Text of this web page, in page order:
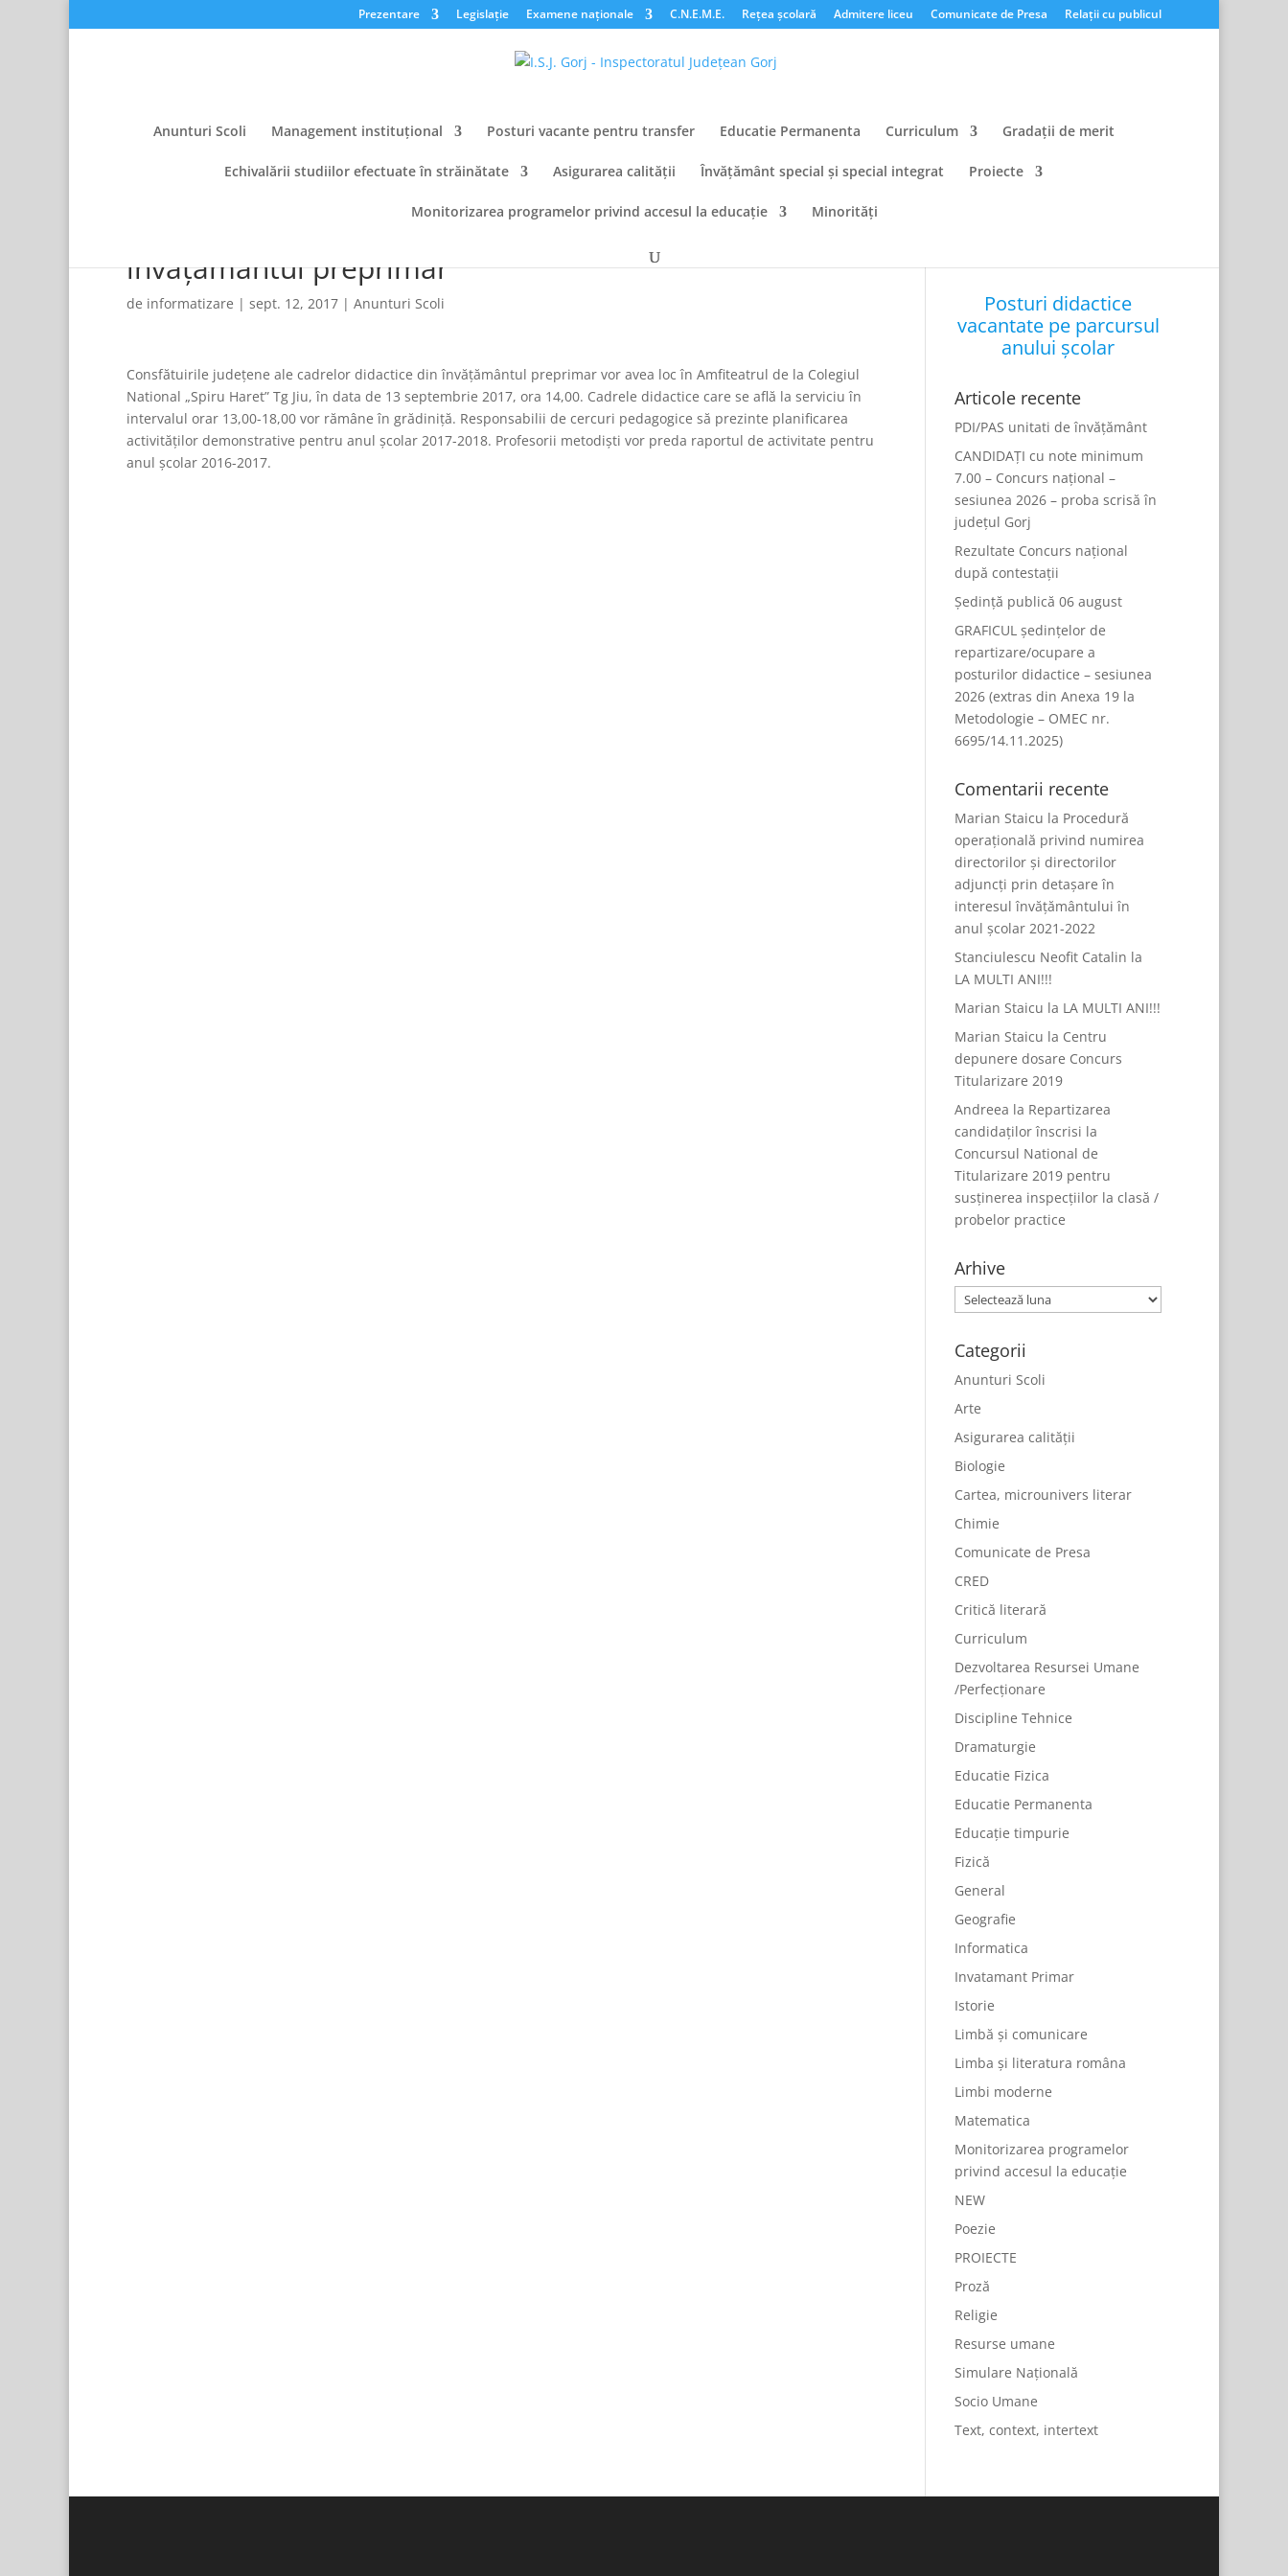
Prezentare Legislație Examene naționale C.N.E.M.E. Rețea școlară Admitere liceu Comunicate de Presa Relații cu publicul
Anunturi Scoli Management instituțional Posturi vacante pentru transfer Educatie Permanenta Curriculum Gradații de merit
Echivalării studiilor efectuate în străinătate Asigurarea calității Învățământ special și special integrat Proiecte
Monitorizarea programelor privind accesul la educație Minorități
învățământul preprimar
de informatizare | sept. 12, 2017 | Anunturi Scoli
Consfătuirile județene ale cadrelor didactice din învățământul preprimar vor avea loc în Amfiteatrul de la Colegiul
National „Spiru Haret” Tg Jiu, în data de 13 septembrie 2017, ora 14,00. Cadrele didactice care se află la serviciu în
intervalul orar 13,00-18,00 vor rămâne în grădiniță. Responsabilii de cercuri pedagogice să prezinte planificarea
activităților demonstrative pentru anul școlar 2017-2018. Profesorii metodiști vor preda raportul de activitate pentru
anul școlar 2016-2017.
Posturi didactice
vacantate pe parcursul
anului școlar
Articole recente
PDI/PAS unitati de învățământ
CANDIDAȚI cu note minimum
7.00 – Concurs național –
sesiunea 2026 – proba scrisă în
județul Gorj
Rezultate Concurs național
după contestații
Ședință publică 06 august
GRAFICUL ședințelor de
repartizare/ocupare a
posturilor didactice – sesiunea
2026 (extras din Anexa 19 la
Metodologie – OMEC nr.
6695/14.11.2025)
Comentarii recente
Marian Staicu la Procedură
operațională privind numirea
directorilor și directorilor
adjuncți prin detașare în
interesul învățământului în
anul școlar 2021-2022
Stanciulescu Neofit Catalin la
LA MULTI ANI!!!
Marian Staicu la LA MULTI ANI!!!
Marian Staicu la Centru
depunere dosare Concurs
Titularizare 2019
Andreea la Repartizarea
candidaților înscrisi la
Concursul National de
Titularizare 2019 pentru
susținerea inspecțiilor la clasă /
probelor practice
Arhive
Arhive
Categorii
Anunturi Scoli
Arte
Asigurarea calității
Biologie
Cartea, microunivers literar
Chimie
Comunicate de Presa
CRED
Critică literară
Curriculum
Dezvoltarea Resursei Umane
/Perfecționare
Discipline Tehnice
Dramaturgie
Educatie Fizica
Educatie Permanenta
Educație timpurie
Fizică
General
Geografie
Informatica
Invatamant Primar
Istorie
Limbă și comunicare
Limba și literatura româna
Limbi moderne
Matematica
Monitorizarea programelor
privind accesul la educație
NEW
Poezie
PROIECTE
Proză
Religie
Resurse umane
Simulare Națională
Socio Umane
Text, context, intertext